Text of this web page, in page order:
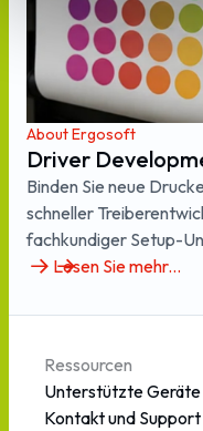
About Ergosoft
Driver
Binden Sie neue
schneller
fachkundiger Setup-
Lesen Sie mehr...
Ressourcen
Unterstützte Geräte
Kontakt und Support